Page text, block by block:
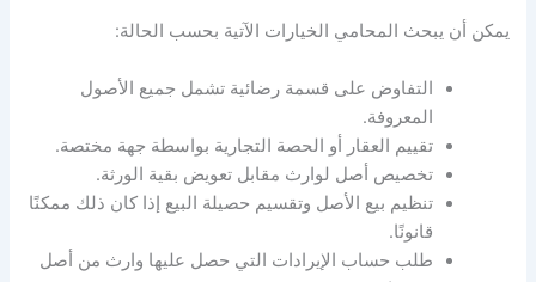
يمكن أن يبحث المحامي الخيارات الآتية بحسب الحالة:
التفاوض على قسمة رضائية تشمل جميع الأصول
المعروفة.
تقييم العقار أو الحصة التجارية بواسطة جهة مختصة.
تخصيص أصل لوارث مقابل تعويض بقية الورثة.
تنظيم بيع الأصل وتقسيم حصيلة البيع إذا كان ذلك ممكنًا
قانونًا.
طلب حساب الإيرادات التي حصل عليها وارث من أصل